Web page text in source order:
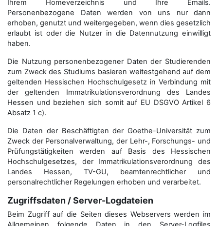
Ihrem Homeverzeichnis und Ihre Emails.
Personenbezogene Daten werden von uns nur dann
erhoben, genutzt und weitergegeben, wenn dies gesetzlich
erlaubt ist oder die Nutzer in die Datennutzung einwilligt
haben.
Die Nutzung personenbezogener Daten der Studierenden
zum Zweck des Studiums basieren weitestgehend auf dem
geltenden Hessischen Hochschulgesetz in Verbindung mit
der geltenden Immatrikulationsverordnung des Landes
Hessen und beziehen sich somit auf EU DSGVO Artikel 6
Absatz 1 c).
Die Daten der Beschäftigten der Goethe-Universität zum
Zweck der Personal­verwaltung, der Lehr-, Forschungs- und
Prüfungstätigkeiten werden auf Basis des Hessischen
Hochschulgesetzes, der Immatrikulations­verordnung des
Landes Hessen, TV-GU, beamtenrechtlicher und
personalrechtlicher Regelungen erhoben und verarbeitet.
Zugriffsdaten / Server-Logdateien
Beim Zugriff auf die Seiten dieses Webservers werden im